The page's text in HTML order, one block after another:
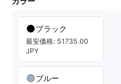
ブラック
最安価格: 51735.00
JPY
ブルー